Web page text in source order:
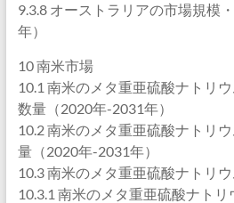
9.3.8 オーストラリアの市場規模
年）
10 南米市場
10.1 南米のメタ重亜硫酸ナトリ
数量（2020年-2031年）
10.2 南米のメタ重亜硫酸ナトリ
量（2020年-2031年）
10.3 南米のメタ重亜硫酸ナトリ
10.3.1 南米のメタ重亜硫酸ナト